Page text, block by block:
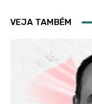
VEJA TAMBÉM